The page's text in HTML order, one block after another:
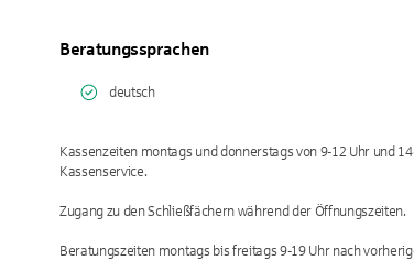
Beratungssprachen
deutsch
Kassenzeiten montags und donnerstags von 9-12 Uhr und
Kassenservice.
Zugang zu den Schließfächern während der Öffnungszeiten.
Beratungszeiten montags bis freitags 9-19 Uhr nach